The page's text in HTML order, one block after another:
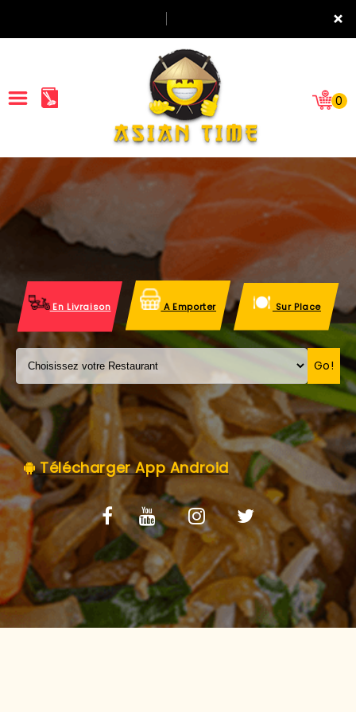
×
ACCUEIL
LA CARTE
VOS AVIS
MENTIONS LÉGALES
C.G.V
0
En Livraison A Emporter Sur Place
Go!
Télécharger App Android